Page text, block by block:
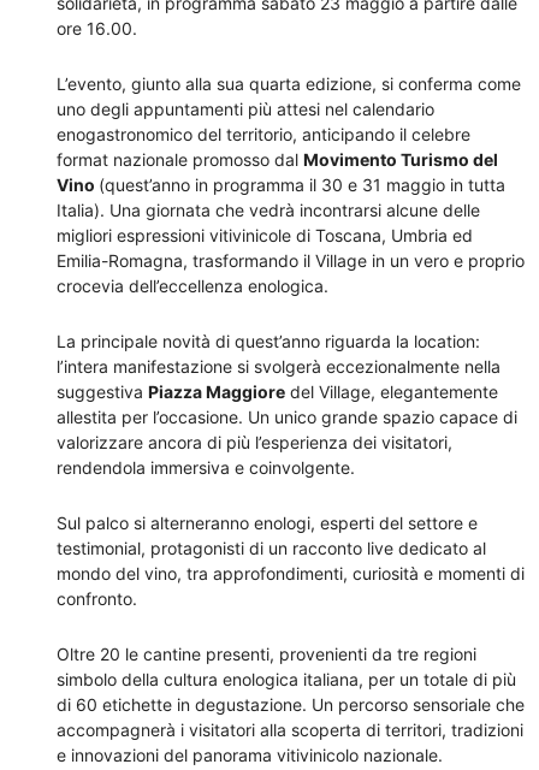
ore 16.00.
L’evento, giunto alla sua quarta edizione, si conferma come
uno degli appuntamenti più attesi nel calendario
enogastronomico del territorio, anticipando il celebre
format nazionale promosso dal Movimento Turismo del
Vino (quest’anno in programma il 30 e 31 maggio in tutta
Italia). Una giornata che vedrà incontrarsi alcune delle
migliori espressioni vitivinicole di Toscana, Umbria ed
Emilia-Romagna, trasformando il Village in un vero e proprio
crocevia dell’eccellenza enologica.
La principale novità di quest’anno riguarda la location:
l’intera manifestazione si svolgerà eccezionalmente nella
suggestiva Piazza Maggiore del Village, elegantemente
allestita per l’occasione. Un unico grande spazio capace di
valorizzare ancora di più l’esperienza dei visitatori,
rendendola immersiva e coinvolgente.
Sul palco si alterneranno enologi, esperti del settore e
testimonial, protagonisti di un racconto live dedicato al
mondo del vino, tra approfondimenti, curiosità e momenti di
confronto.
Oltre 20 le cantine presenti, provenienti da tre regioni
simbolo della cultura enologica italiana, per un totale di più
di 60 etichette in degustazione. Un percorso sensoriale che
accompagnerà i visitatori alla scoperta di territori, tradizioni
e innovazioni del panorama vitivinicolo nazionale.